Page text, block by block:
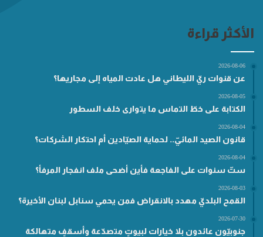
الأكثر قراءة
2026-08-06
عن قنوات ريّ الليطاني هل عادت المياه إلى مجاريها؟
2026-08-05
الكتابة على خطّ التماس ما يتوارى خلف السطور
2026-08-04
قانون الصيد المائيّ.. لحماية الصيّادين أم احتكار الشركات؟
2026-08-04
ستّ سنوات على الفاجعة فأين أضحى ملف انفجار المرفأ؟
2026-08-03
القمح البلديّ مهدد بالانقراض فمن يحمي سنابل لبنان الأخيرة؟
2026-07-30
جنوبيّون عائدون بلا خيارات لبيوتٍ متصدّعة وأسقفٍ متهالكة